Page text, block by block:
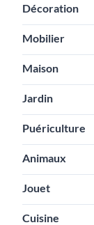
Décoration
Mobilier
Maison
Jardin
Puériculture
Animaux
Jouet
Cuisine